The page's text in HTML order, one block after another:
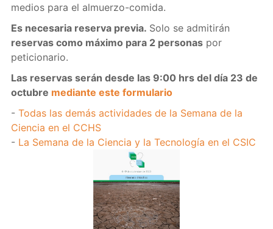
medios para el almuerzo-comida.
Es necesaria reserva previa. Solo se admitirán
reservas como máximo para 2 personaspor
peticionario.
Las reservas serán desde las 9:00 hrs del día 23 de
octubre mediante este formulario
- Todas las demás actividades de la Semana de la
Ciencia en el CCHS
- La Semana de la Ciencia y la Tecnología en el CSIC